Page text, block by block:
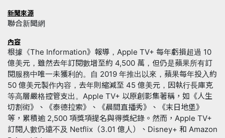
新聞來源
聯合新聞網
內容
根據《The Information》報導，Apple TV+ 每年虧損超過 10
億美元，雖然去年訂閱數增至約 4,500 萬，但仍是蘋果所有訂
閱服務中唯一未獲利的。自 2019 年推出以來，蘋果每年投入約
50 億美元製作內容，去年則縮減至 45 億美元，因執行長庫克
等高層嚴格控管支出。Apple TV+ 以原創影集著稱，如《人生
切割術》、《泰德拉索》、《晨間直播秀》、《末日地堡》
等，累積逾 2,500 項獎項提名與得獎紀錄。然而，Apple TV+
訂閱人數仍遠不及 Netflix（3.01 億人）、Disney+ 和 Amazon